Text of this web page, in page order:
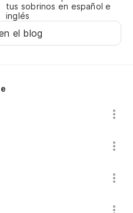
tus sobrinos en español e
inglés
el blog